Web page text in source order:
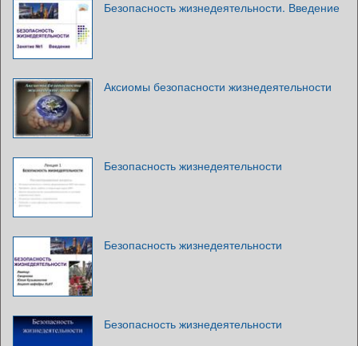
Безопасность жизнедеятельности. Введение
Аксиомы безопасности жизнедеятельности
Безопасность жизнедеятельности
Безопасность жизнедеятельности
Безопасность жизнедеятельности